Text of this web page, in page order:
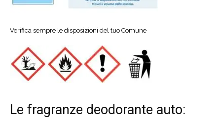
Verifica sempre le disposizioni del tuo Comune
Le fragranze deodorante auto: